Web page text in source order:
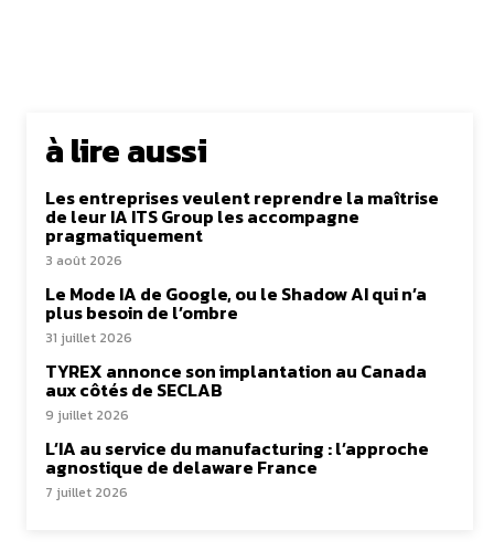
à lire aussi
Les entreprises veulent reprendre la maîtrise
de leur IA ITS Group les accompagne
pragmatiquement
3 août 2026
Le Mode IA de Google, ou le Shadow AI qui n’a
plus besoin de l’ombre
31 juillet 2026
TYREX annonce son implantation au Canada
aux côtés de SECLAB
9 juillet 2026
L’IA au service du manufacturing : l’approche
agnostique de delaware France
7 juillet 2026